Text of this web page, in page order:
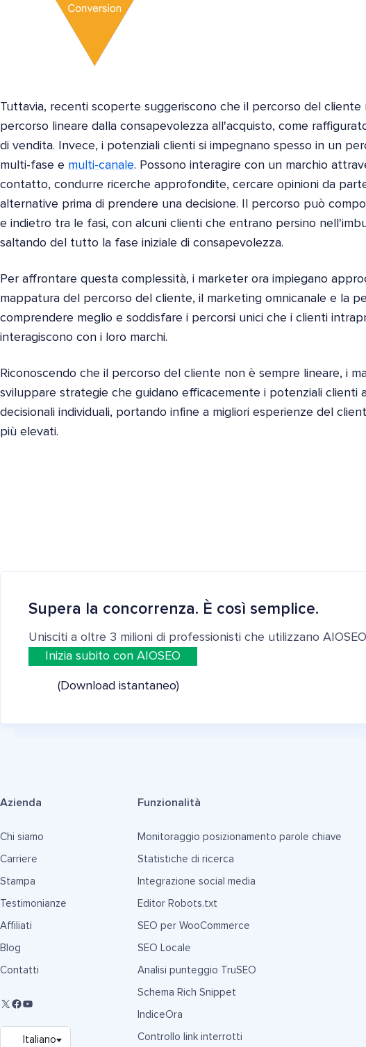
Tuttavia, recenti scoperte suggeriscono che il percorso del cliente
percorso lineare dalla consapevolezza all'acquisto, come
di vendita. Invece, i potenziali clienti si impegnano spesso in un
multi-fase e multi-canale. Possono interagire con un marchio
contatto, condurre ricerche approfondite, cercare opinioni da
alternative prima di prendere una decisione. Il percorso può
e indietro tra le fasi, con alcuni clienti che entrano persino
saltando del tutto la fase iniziale di consapevolezza.
Per affrontare questa complessità, i marketer ora impiegano
mappatura del percorso del cliente, il marketing omnicanale e la
comprendere meglio e soddisfare i percorsi unici che i clienti
interagiscono con i loro marchi.
Riconoscendo che il percorso del cliente non è sempre lineare, i
sviluppare strategie che guidano efficacemente i potenziali clienti
decisionali individuali, portando infine a migliori esperienze del
più elevati.
Supera la concorrenza. È così semplice.
Unisciti a oltre 3 milioni di professionisti che utilizzano
Inizia subito con AIOSEO
(Download istantaneo)
Azienda
Chi siamo
Carriere
Stampa
Testimonianze
Affiliati
Blog
Contatti
Funzionalità
Monitoraggio posizionamento parole chiave
Statistiche di ricerca
Integrazione social media
Editor Robots.txt
SEO per WooCommerce
SEO Locale
Analisi punteggio TruSEO
Schema Rich Snippet
IndiceOra
Controllo link interrotti